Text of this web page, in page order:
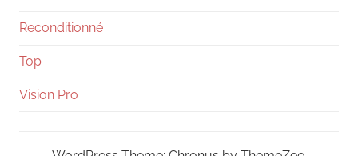
Reconditionné
Top
Vision Pro